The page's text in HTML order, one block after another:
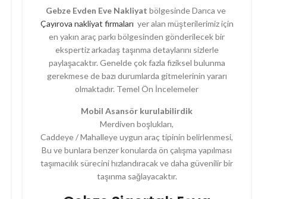
Gebze Evden Eve Nakliyat bölgesinde Darıca ve
Çayırova nakliyat firmaları yer alan müşterilerimiz için
en yakın araç parkı bölgesinden gönderilecek bir
ekspertiz arkadaş taşınma detaylarını sizlerle
paylaşacaktır. Genelde çok fazla fiziksel bulunma
gerekmese de bazı durumlarda gitmelerinin yararı
olmaktadır. Temel Ön İncelemeler
Mobil Asansör kurulabilirdik
Merdiven boşlukları,
Caddeye / Mahalleye uygun araç tipinin belirlenmesi,
Bu ve bunlara benzer konularda ön çalışma yapılması
taşımacılık sürecini hızlandıracak ve daha güvenilir bir
taşınma sağlayacaktır.